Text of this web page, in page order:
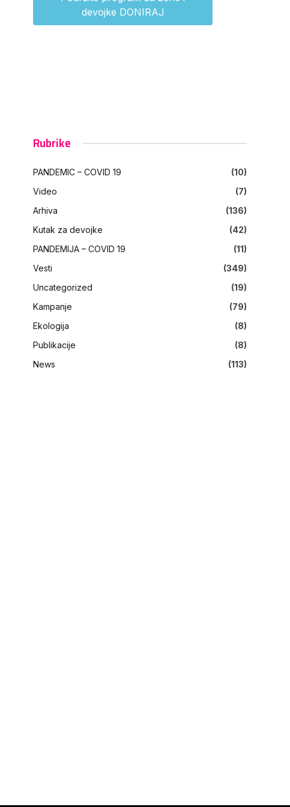
devojke DONIRAJ
Rubrike
PANDEMIC – COVID 19
(10)
Video
(7)
Arhiva
(136)
Kutak za devojke
(42)
PANDEMIJA – COVID 19
(11)
Vesti
(349)
Uncategorized
(19)
Kampanje
(79)
Ekologija
(8)
Publikacije
(8)
News
(113)